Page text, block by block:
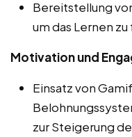
Bereitstellung
um das Lernen
Motivation und
Einsatz von
zur Steigerung